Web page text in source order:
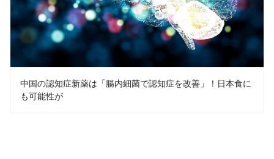
中国の認知症新薬は「腸内細菌で認知症を改善」！日本食に
も可能性が